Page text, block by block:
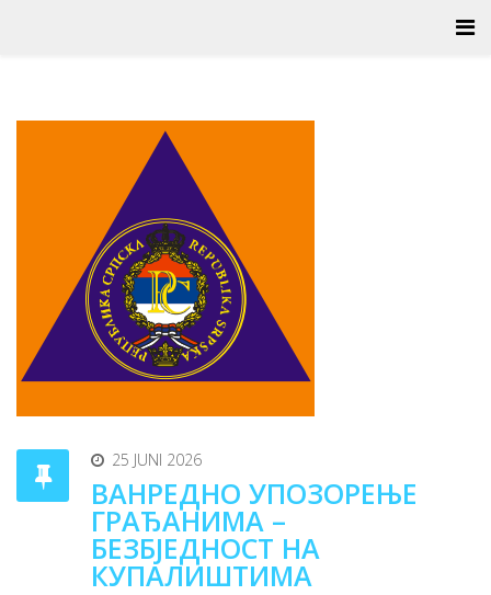
25 JUNI 2026
ВАНРЕДНО УПОЗОРЕЊЕ
ГРАЂАНИМА –
БЕЗБЈЕДНОСТ НА
КУПАЛИШТИМА